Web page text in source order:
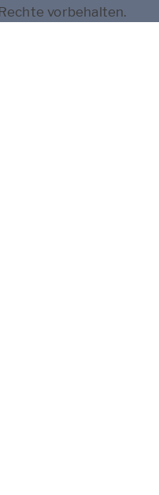
vorbehalten.